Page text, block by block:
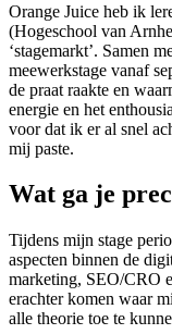
Orange Juice heb ik
(Hogeschool van
‘stagemarkt’. Samen
meewerkstage vanaf
de praat raakte en
energie en het
voor dat ik er al snel
mij paste.
Wat ga je
Tijdens mijn stage
aspecten binnen de
marketing, SEO/CRO
erachter komen waar
alle theorie toe te